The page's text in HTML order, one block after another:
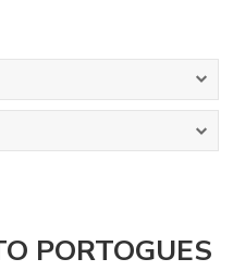
PORTOGUES